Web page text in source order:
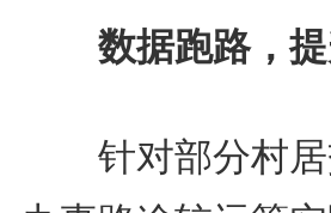
数据跑路，
针对部分村居